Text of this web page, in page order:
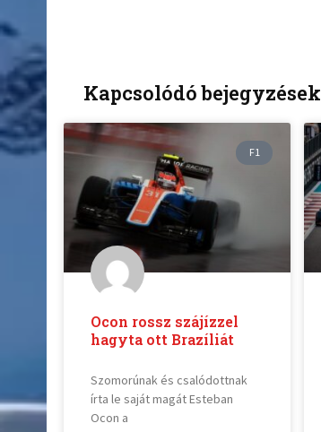
Kapcsolódó bejegyzések
F1
Ocon rossz szájízzel
hagyta ott Brazíliát
Szomorúnak és csalódottnak
írta le saját magát Esteban
Ocon a